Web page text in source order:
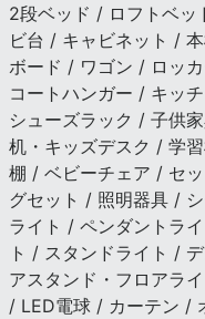
2段ベッド / ロフトベ
ビ台 / キャビネット /
ボード / ワゴン / ロッ
コートハンガー / キッ
シューズラック / 子供
机・キッズデスク / 学
棚 / ベビーチェア / セ
グセット / 照明器具 /
ライト / ペンダントラ
ト / スタンドライト /
アスタンド・フロアラ
/ LED電球 / カーテン /